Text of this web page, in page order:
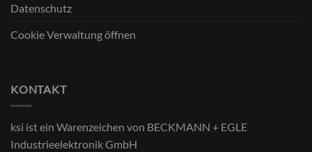
Datenschutz
Cookie Verwaltung öffnen
KONTAKT
ksi ist ein Warenzeichen von BECKMANN + EGLE
Industrieelektronik GmbH